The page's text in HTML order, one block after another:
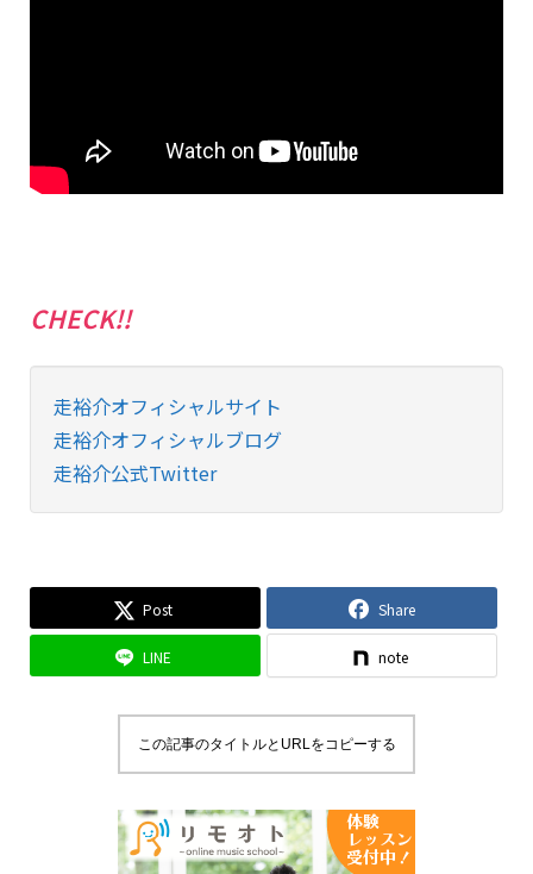
CHECK!!
走裕介オフィシャルサイト
走裕介オフィシャルブログ
走裕介公式Twitter
Post Share
LINE note
この記事のタイトルとURLをコピーする